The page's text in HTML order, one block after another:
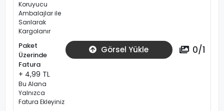
Koruyucu
Ambalajlar ile
Sarılarak
Kargolanır
Paket
Üzerinde
Fatura
+ 4,99 TL
Bu Alana
Yalnızca
Fatura Ekleyiniz
Görsel Yükle 0/1